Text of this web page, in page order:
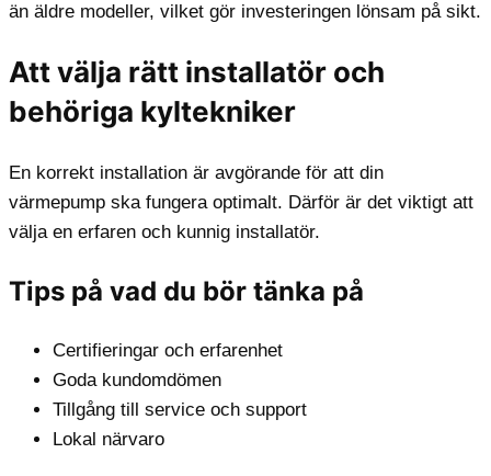
än äldre modeller, vilket gör investeringen lönsam på sikt.
Att välja rätt installatör och
behöriga kyltekniker
En korrekt installation är avgörande för att din
värmepump ska fungera optimalt. Därför är det viktigt att
välja en erfaren och kunnig installatör.
Tips på vad du bör tänka på
Certifieringar och erfarenhet
Goda kundomdömen
Tillgång till service och support
Lokal närvaro